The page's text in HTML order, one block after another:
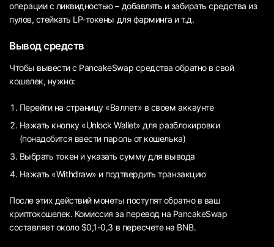
операции с ликвидностью – добавлять и забирать средства из
пулов, стейкать LP-токены для фарминга и т.д.
Вывод средств
Чтобы вывести с PancakeSwap средства обратно в свой
кошелек, нужно:
Перейти на страницу «Валлет» в своем аккаунте
Нажать кнопку «Unlock Wallet» для разблокировки
(понадобится ввести пароль от кошелька)
Выбрать токен и указать сумму для вывода
Нажать «Withdraw» и подтвердить транзакцию
После этих действий монеты поступят обратно в ваш
криптокошелек. Комиссия за перевод на PancakeSwap
составляет около $0,1-0,3 в пересчете на BNB.